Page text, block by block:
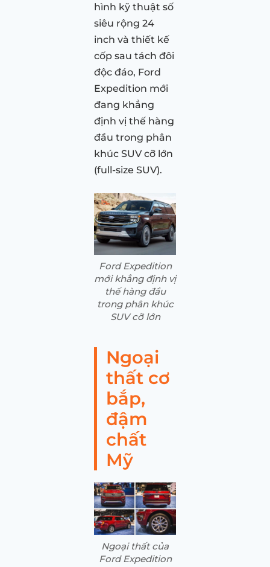
hình kỹ thuật số
siêu rộng 24
inch và thiết kế
cốp sau tách đôi
độc đáo, Ford
Expedition mới
đang khẳng
định vị thế hàng
đầu trong phân
khúc SUV cỡ lớn
(full-size SUV).
Ford Expedition
mới khẳng định vị
thế hàng đầu
trong phân khúc
SUV cỡ lớn
Ngoại
thất cơ
bắp,
đậm
chất
Mỹ
Ngoại thất của
Ford Expedition